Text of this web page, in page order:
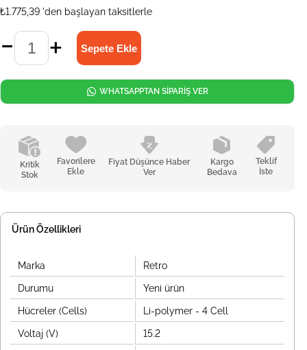
₺1.775,39 'den başlayan taksitlerle
Kritik
Stok
Favorilere
Ekle
Fiyat Düşünce Haber
Ver
Kargo
Bedava
Teklif
İste
WHATSAPPTAN SİPARİŞ VER
Ürün Özellikleri
Marka Retro
Durumu Yeni ürün
Hücreler (Cells) Li-polymer - 4 Cell
Voltaj (V) 15.2